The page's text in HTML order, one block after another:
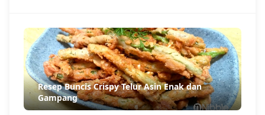
Resep Buncis Crispy Telur Asin Enak dan
Gampang